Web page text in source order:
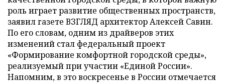
роль играет развитие общественных пространств,
заявил газете ВЗГЛЯД архитектор Алексей Савин.
По его словам, одним из драйверов этих
изменений стал федеральный проект
«Формирование комфортной городской среды»,
реализуемый при участии «Единой России».
Напомним, в это воскресенье в России отмечается